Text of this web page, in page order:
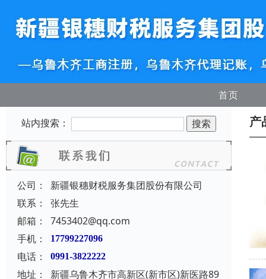
首页
站内搜索：
公司：
新疆银穗财税服务集团股份有限公司
联系：
张先生
邮箱：
7453402@qq.com
手机：
17799227096
电话： 0991-3822222
地址：
新疆乌鲁木齐市高新区(新市区)新医路89
产